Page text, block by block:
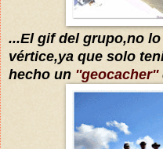
...El gif del grupo,no
vértice,ya que solo
hecho un ''geocacher''